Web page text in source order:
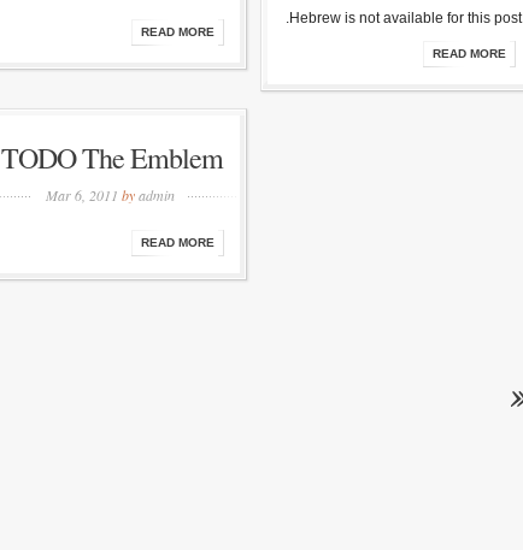
READ MORE
Hebrew is not available for this post.
READ MORE
TODO The Emblem
Mar 6, 2011 by admin
READ MORE